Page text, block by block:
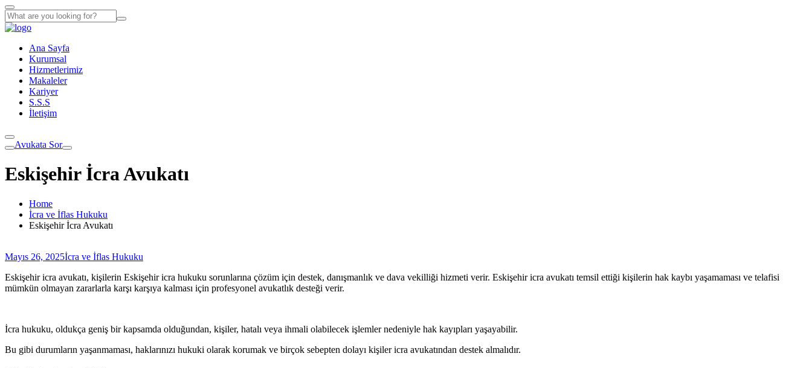
Ana Sayfa
Kurumsal
Hizmetlerimiz
Makaleler
Kariyer
S.S.S
İletişim
Avukata Sor
Eskişehir İcra Avukatı
Home
İcra ve İflas Hukuku
Eskişehir İcra Avukatı
Mayıs 26, 2025İcra ve İflas Hukuku
Eskişehir icra avukatı, kişilerin Eskişehir icra hukuku sorunlarına çözüm için destek, danışmanlık ve dava vekilliği hizmeti verir. Eskişehir icra avukatı temsil ettiği kişilerin hak kaybı yaşamaması ve telafisi
mümkün olmayan zararlarla karşı karşıya kalması için profesyonel avukatlık desteği verir.
İcra hukuku, oldukça geniş bir kapsamda olduğundan, kişiler, hatalı veya ihmali olabilecek işlemler nedeniyle hak kayıpları yaşayabilir.
Bu gibi durumların yaşanmaması, haklarınızı hukuki olarak korumak ve birçok sebepten dolayı kişiler icra avukatından destek almalıdır.